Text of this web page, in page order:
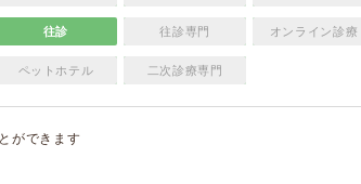
往診 往診専門 オンライン診療
ペットホテル 二次診療専門
ができます